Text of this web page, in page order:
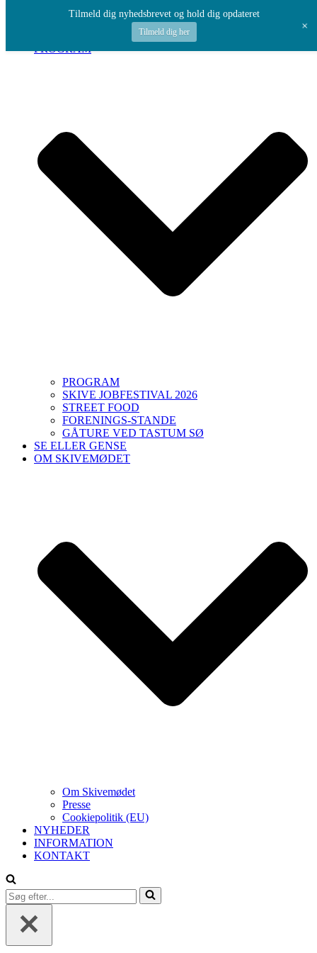
Spring til indhold
PROGRAM
PROGRAM
SKIVE JOBFESTIVAL 2026
STREET FOOD
FORENINGS-STANDE
GÅTURE VED TASTUM SØ
SE ELLER GENSE
OM SKIVEMØDET
Om Skivemødet
Presse
Cookiepolitik (EU)
NYHEDER
INFORMATION
KONTAKT
Søg
efter...
Tilmeld dig nyhedsbrevet og hold dig opdateret
Tilmeld dig her +